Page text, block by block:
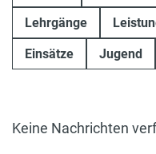
Lehrgänge
Einsätze Jugend
Keine Nachrichten